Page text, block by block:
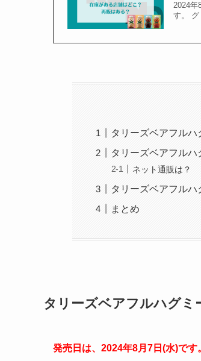
2024年
す。
タリーズベアフルハ
タリーズベアフルハ
ネット通販は？
タリーズベアフル
まとめ
タリーズベアフルハグミ
発売日は、2024年8月7日(水)です